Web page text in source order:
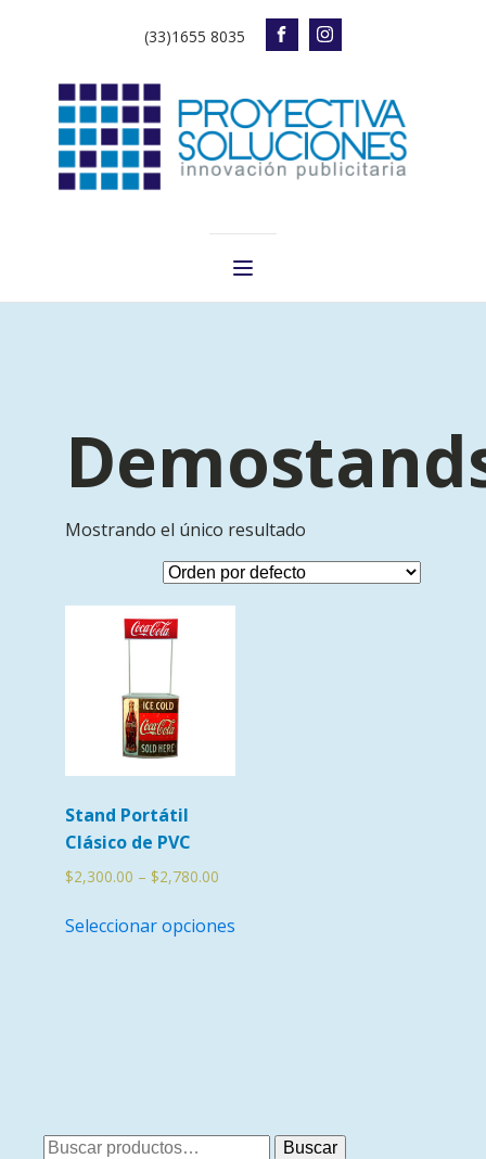
(33)1655 8035
Mostrando el único resultado
Stand Portátil
Clásico de PVC
$2,300.00 – $2,780.00
Seleccionar opciones
Buscar
Buscar